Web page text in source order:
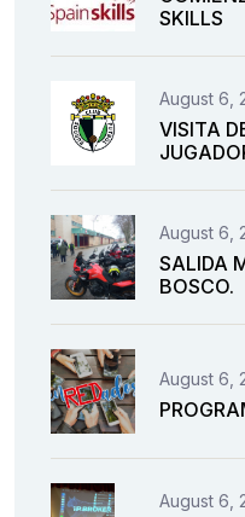
SKILLS
August 6,
VISITA
August 6,
SALIDA
BOSCO.
August 6,
August 6,